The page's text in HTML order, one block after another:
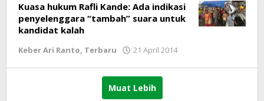
Kuasa hukum Rafli Kande: Ada indikasi
penyelenggara “tambah” suara untuk
kandidat kalah
Keber Ari Ranto, Terbaru 21 April 2014
Muat Lebih